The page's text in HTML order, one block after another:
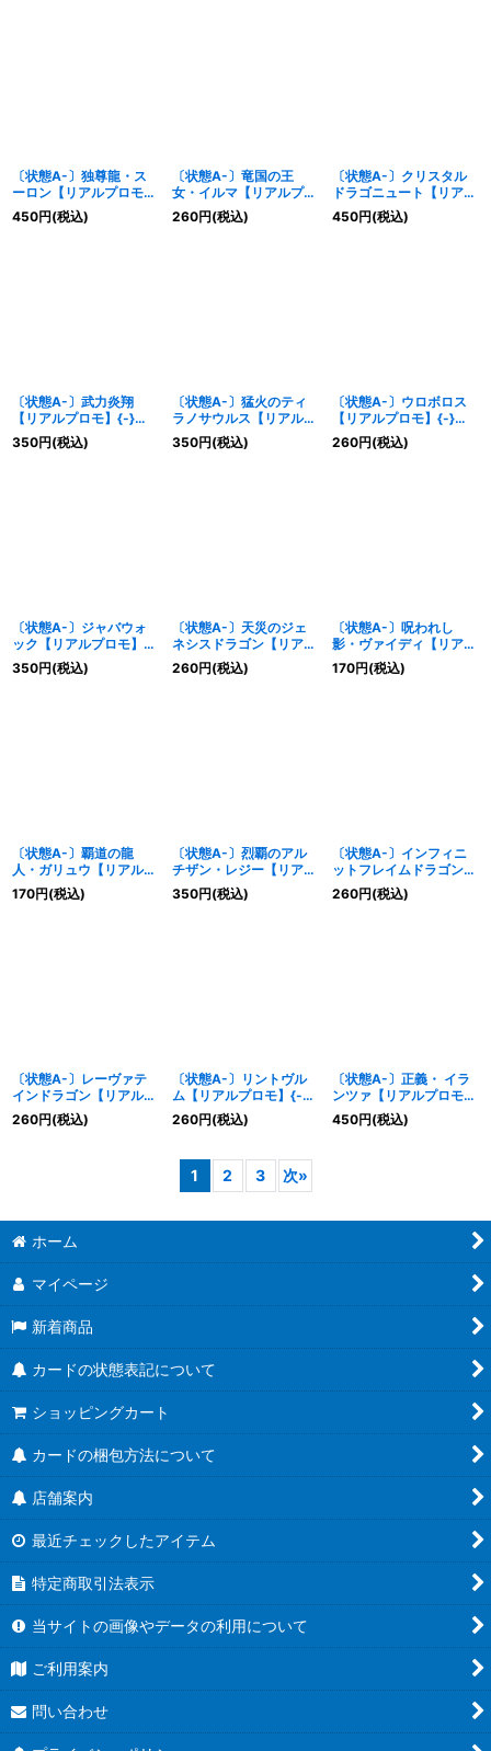
〔状態A-〕独尊龍・ス
ーロン【リアルプロモ】
{-}《ドラゴン》
450円(税込)
〔状態A-〕竜国の王
女・イルマ【リアルプロ
モ】{-}《ドラゴン》
260円(税込)
〔状態A-〕クリスタル
ドラゴニュート【リアル
プロモ】{-}《ドラゴ
ン》
450円(税込)
〔状態A-〕武力炎翔
【リアルプロモ】{-}
《ドラゴン》
350円(税込)
〔状態A-〕猛火のティ
ラノサウルス【リアルプ
ロモ】{-}《ドラゴン》
350円(税込)
〔状態A-〕ウロボロス
【リアルプロモ】{-}
《ドラゴン》
260円(税込)
〔状態A-〕ジャバウォ
ック【リアルプロモ】
{-}《ドラゴン》
350円(税込)
〔状態A-〕天災のジェ
ネシスドラゴン【リアル
プロモ】{-}《ドラゴ
ン》
260円(税込)
〔状態A-〕呪われし
影・ヴァイディ【リアル
プロモ】{-}《ドラゴ
ン》
170円(税込)
〔状態A-〕覇道の龍
人・ガリュウ【リアルプ
ロモ】{-}《ドラゴン》
170円(税込)
〔状態A-〕烈覇のアル
チザン・レジー【リアル
プロモ】{-}《ドラゴ
ン》
350円(税込)
〔状態A-〕インフィニ
ットフレイムドラゴン
【リアルプロモ】{-}
《ドラゴン》
260円(税込)
〔状態A-〕レーヴァテ
インドラゴン【リアルプ
ロモ】{-}《ドラゴン》
260円(税込)
〔状態A-〕リントヴル
ム【リアルプロモ】{-}
《ドラゴン》
260円(税込)
〔状態A-〕正義・ イラ
ンツァ【リアルプロモ】
{-}《ドラゴン》
450円(税込)
1 2 3 次»
ホーム
マイページ
新着商品
カードの状態表記について
ショッピングカート
カードの梱包方法について
店舗案内
最近チェックしたアイテム
特定商取引法表示
当サイトの画像やデータの利用について
ご利用案内
問い合わせ